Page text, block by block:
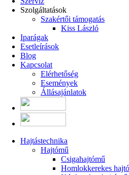
Szolgáltatások
Szakértői támogatás
Kiss László
Iparágak
Esetleírások
Blog
Kapcsolat
Elérhetőség
Események
Állásajánlatok
Hajtástechnika
Hajtómű
Csigahajtómű
Homlokkerekes